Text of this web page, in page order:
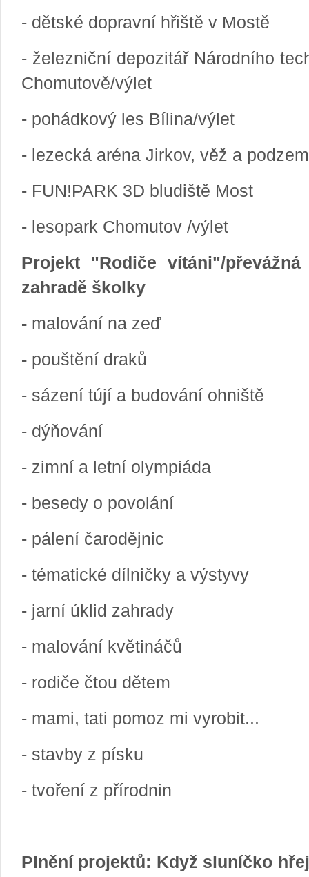
- dětské dopravní hřiště v Mostě
- železniční depozitář Národního
Chomutově/výlet
- pohádkový les Bílina/výlet
- lezecká aréna Jirkov, věž a
- FUN!PARK 3D bludiště Most
- lesopark Chomutov /výlet
Projekt "Rodiče vítáni"/
zahradě školky
- malování na zeď
- pouštění draků
- sázení tújí a budování ohniště
- dýňování
- zimní a letní olympiáda
- besedy o povolání
- pálení čarodějnic
- tématické dílničky a výstyvy
- jarní úklid zahrady
- malování květináčů
- rodiče čtou dětem
- mami, tati pomoz mi vyrobit...
- stavby z písku
- tvoření z přírodnin
Plnění projektů: Když sluníčko